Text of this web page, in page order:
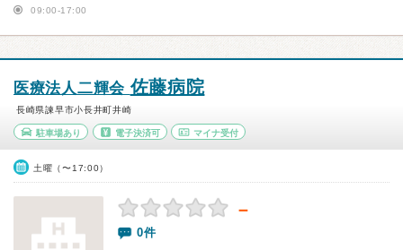
09:00-17:00
医療法人二輝会佐藤病院
長崎県諫早市小長井町井崎
駐車場あり 電子決済可 マイナ受付
土曜（〜17:00）
－
0件